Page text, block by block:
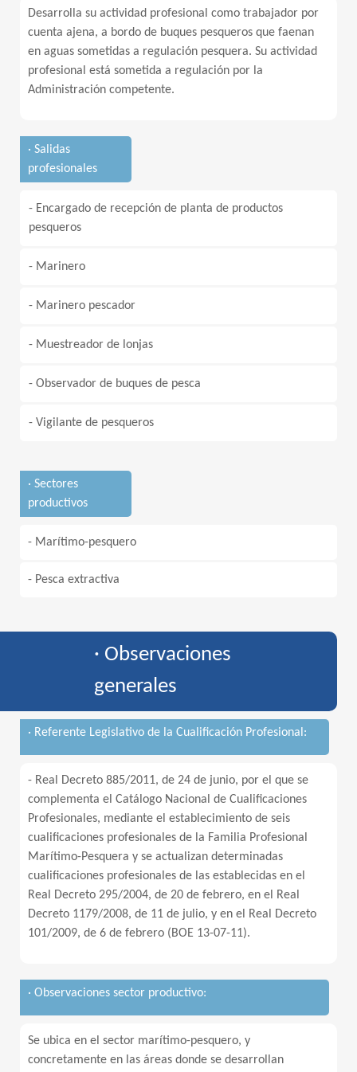
Desarrolla su actividad profesional como trabajador por
cuenta ajena, a bordo de buques pesqueros que faenan
en aguas sometidas a regulación pesquera. Su actividad
profesional está sometida a regulación por la
Administración competente.
· Salidas
profesionales
- Encargado de recepción de planta de productos
pesqueros
- Marinero
- Marinero pescador
- Muestreador de lonjas
- Observador de buques de pesca
- Vigilante de pesqueros
· Sectores
productivos
- Marítimo-pesquero
- Pesca extractiva
· Observaciones
generales
· Referente Legislativo de la Cualificación Profesional:
- Real Decreto 885/2011, de 24 de junio, por el que se
complementa el Catálogo Nacional de Cualificaciones
Profesionales, mediante el establecimiento de seis
cualificaciones profesionales de la Familia Profesional
Marítimo-Pesquera y se actualizan determinadas
cualificaciones profesionales de las establecidas en el
Real Decreto 295/2004, de 20 de febrero, en el Real
Decreto 1179/2008, de 11 de julio, y en el Real Decreto
101/2009, de 6 de febrero (BOE 13-07-11).
· Observaciones sector productivo:
Se ubica en el sector marítimo-pesquero, y
concretamente en las áreas donde se desarrollan